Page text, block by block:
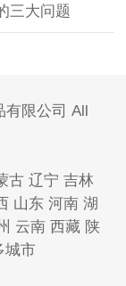
三大问题
有限公司 All
古 辽宁 吉林
山东 河南 湖
云南 西藏 陕
城市